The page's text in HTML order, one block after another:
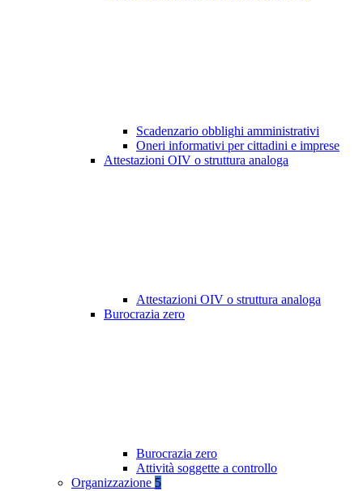
Scadenzario obblighi amministrativi
Oneri informativi per cittadini e imprese
Attestazioni OIV o struttura analoga
Attestazioni OIV o struttura analoga
Burocrazia zero
Burocrazia zero
Attività soggette a controllo
Organizzazione 5